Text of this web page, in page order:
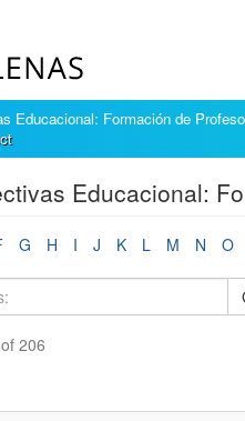
Educacional: Formación de
Educacional:
G H I J K L M N O
206